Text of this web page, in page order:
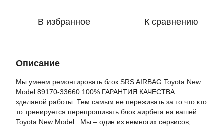
В избранное К сравнению
Описание
Мы умеем ремонтировать блок SRS AIRBAG Toyota New
Model 89170-33660 100% ГАРАНТИЯ КАЧЕСТВА
зделаной работы. Тем самым не переживать за то что кто
то тренируется перепрошивать блок аирбега на вашей
Toyota New Model . Мы – один из немногих сервисов,